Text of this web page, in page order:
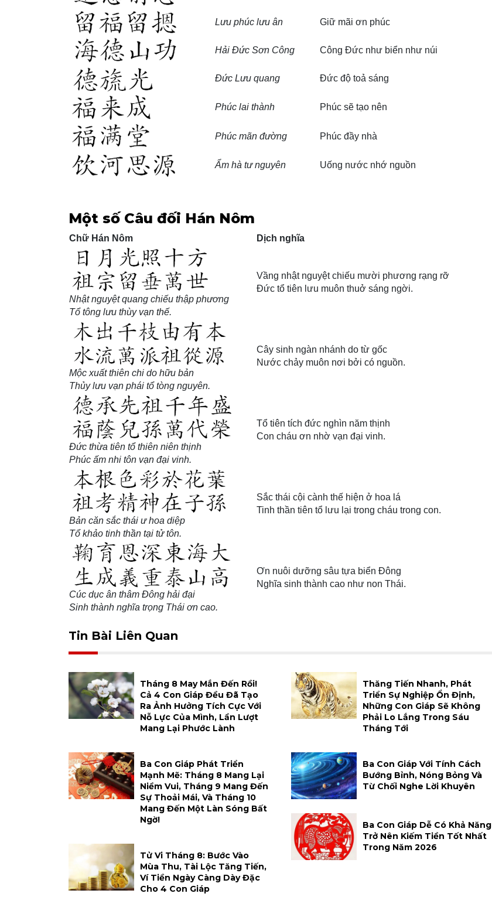
Lưu phúc lưu ân Giữ mãi ơn phúc
Hải Đức Sơn Công Công Đức như biển như núi
Đức Lưu quang Đức độ toả sáng
Phúc lai thành Phúc sẽ tạo nên
Phúc mãn đường Phúc đầy nhà
Ẩm hà tư nguyên Uống nước nhớ nguồn
Một số Câu đối Hán Nôm
Chữ Hán Nôm Dịch nghĩa
Nhật nguyệt quang chiếu thập phương
Tổ tông lưu thùy vạn thế.
Vầng nhật nguyệt chiếu mười phương rạng rỡ
Đức tổ tiên lưu muôn thuở sáng ngời.
Mộc xuất thiên chi do hữu bản
Thủy lưu vạn phái tổ tòng nguyên.
Cây sinh ngàn nhánh do từ gốc
Nước chảy muôn nơi bởi có nguồn.
Đức thừa tiên tổ thiên niên thịnh
Phúc ấm nhi tôn vạn đại vinh.
Tổ tiên tích đức nghìn năm thịnh
Con cháu ơn nhờ vạn đại vinh.
Bản căn sắc thái ư hoa diệp
Tổ khảo tinh thần tại tử tôn.
Sắc thái cội cành thế hiện ở hoa lá
Tinh thần tiên tổ lưu lại trong cháu trong con.
Cúc dục ân thâm Đông hải đại
Sinh thành nghĩa trọng Thái ơn cao.
Ơn nuôi dưỡng sâu tựa biển Đông
Nghĩa sinh thành cao như non Thái.
Tin Bài Liên Quan
Tháng 8 May Mắn Đến Rồi!
Cả 4 Con Giáp Đều Đã Tạo
Ra Ảnh Hưởng Tích Cực Với
Nỗ Lực Của Mình, Lần Lượt
Mang Lại Phước Lành
Ba Con Giáp Phát Triển
Mạnh Mẽ: Tháng 8 Mang Lại
Niềm Vui, Tháng 9 Mang Đến
Sự Thoải Mái, Và Tháng 10
Mang Đến Một Làn Sóng Bất
Ngờ!
Tử Vi Tháng 8: Bước Vào
Mùa Thu, Tài Lộc Tăng Tiến,
Ví Tiền Ngày Càng Dày Đặc
Cho 4 Con Giáp
Thăng Tiến Nhanh, Phát
Triển Sự Nghiệp Ổn Định,
Những Con Giáp Sẽ Không
Phải Lo Lắng Trong Sáu
Tháng Tới
Ba Con Giáp Với Tính Cách
Bướng Bỉnh, Nóng Bỏng Và
Từ Chối Nghe Lời Khuyên
Ba Con Giáp Dễ Có Khả Năng
Trở Nên Kiếm Tiền Tốt Nhất
Trong Năm 2026